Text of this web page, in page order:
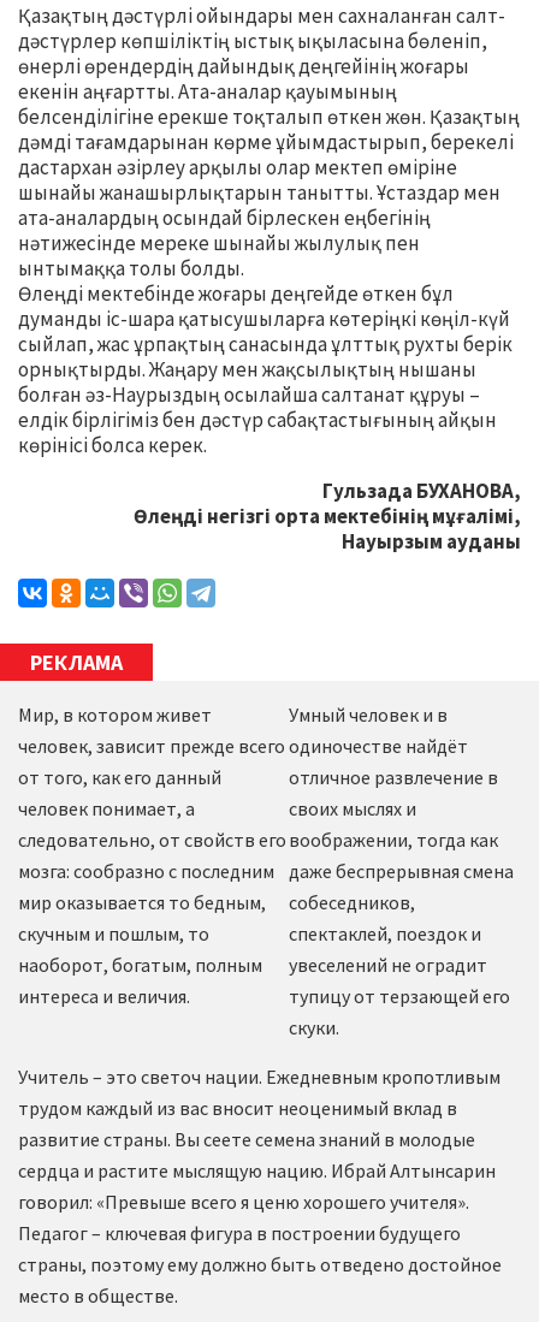
Қазақтың дәстүрлі ойындары мен сахналанған салт-
дәстүрлер көпшіліктің ыстық ықыласына бөленіп,
өнерлі өрендердің дайындық деңгейінің жоғары
екенін аңғартты. Ата-аналар қауымының
белсенділігіне ерекше тоқталып өткен жөн. Қазақтың
дәмді тағамдарынан көрме ұйымдастырып, берекелі
дастархан әзірлеу арқылы олар мектеп өміріне
шынайы жанашырлықтарын танытты. Ұстаздар мен
ата-аналардың осындай бірлескен еңбегінің
нәтижесінде мереке шынайы жылулық пен
ынтымаққа толы болды.
Өлеңді мектебінде жоғары деңгейде өткен бұл
думанды іс-шара қатысушыларға көтеріңкі көңіл-күй
сыйлап, жас ұрпақтың санасында ұлттық рухты берік
орнықтырды. Жаңару мен жақсылықтың нышаны
болған әз-Наурыздың осылайша салтанат құруы –
елдік бірлігіміз бен дәстүр сабақтастығының айқын
көрінісі болса керек.
Гульзада БУХАНОВА,
Өлеңді негізгі орта мектебінің мұғалімі,
Науырзым ауданы
РЕКЛАМА
Мир, в котором живет
человек, зависит прежде всего
от того, как его данный
человек понимает, а
следовательно, от свойств его
мозга: сообразно с последним
мир оказывается то бедным,
скучным и пошлым, то
наоборот, богатым, полным
интереса и величия.
Умный человек и в
одиночестве найдёт
отличное развлечение в
своих мыслях и
воображении, тогда как
даже беспрерывная смена
собеседников,
спектаклей, поездок и
увеселений не оградит
тупицу от терзающей его
скуки.
Учитель – это светоч нации. Ежедневным кропотливым
трудом каждый из вас вносит неоценимый вклад в
развитие страны. Вы сеете семена знаний в молодые
сердца и растите мыслящую нацию. Ибрай Алтынсарин
говорил: «Превыше всего я ценю хорошего учителя».
Педагог – ключевая фигура в построении будущего
страны, поэтому ему должно быть отведено достойное
место в обществе.